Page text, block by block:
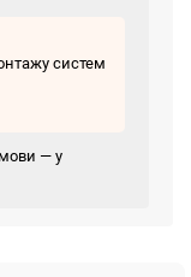
систем
— у